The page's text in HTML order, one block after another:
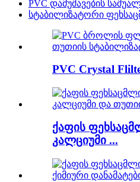
PVC დამუშავების
სტაბილიზატორი
PVC Crystal
ქაფის
კალციუმი ...